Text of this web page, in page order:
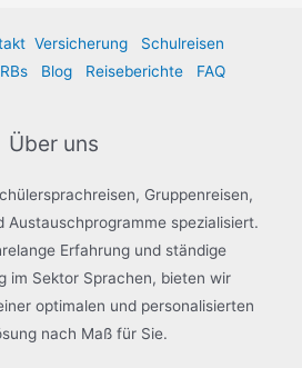
Versicherung
Schulreisen
Blog Reiseberichte FAQ
Über uns
Gruppenreisen,
Austauschprogramme spezialisiert.
Erfahrung und ständige
im Sektor Sprachen, bieten wir
optimalen und personalisierten
nach Maß für Sie.